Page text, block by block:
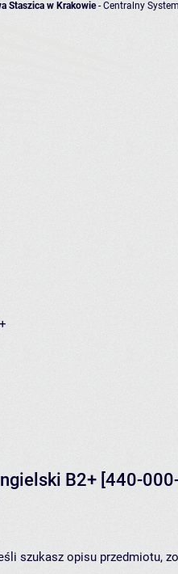
Staszica w Krakowie- Centralny
B2+ [440-
szukasz opisu przedmiotu,